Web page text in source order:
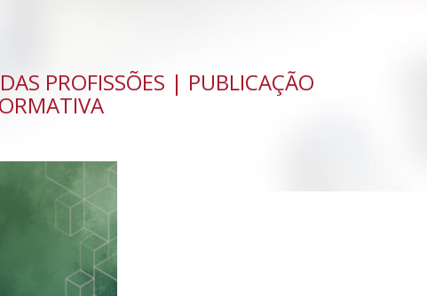
PROFISSÕES | PUBLICAÇÃO